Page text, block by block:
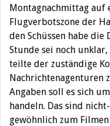
Montagnachmittag auf
Flugverbotszone der
den Schüssen habe die
Stunde sei noch
teilte der zuständige
Nachrichtenagenturen
Angaben soll es sich
handeln. Das sind
gewöhnlich zum